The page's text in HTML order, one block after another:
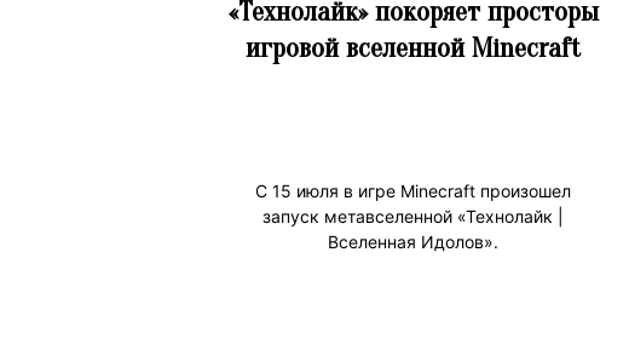
«Технолайк» покоряет просторы
игровой вселенной Minecraft
С 15 июля в игре Minecraft произошел
запуск метавселенной «Технолайк |
Вселенная Идолов».